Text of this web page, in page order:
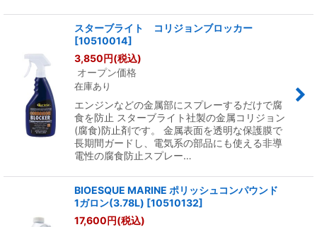
スターブライト コリジョンブロッカー
[10510014]
3,850円(税込)
オープン価格
在庫あり
エンジンなどの金属部にスプレーするだけで腐
食を防止 スターブライト社製の金属コリジョン
(腐食)防止剤です。 金属表面を透明な保護膜で
長期間ガードし、電気系の部品にも使える非導
電性の腐食防止スプレー…
BIOESQUE MARINE ポリッシュコンパウンド
1ガロン(3.78L) [10510132]
17,600円(税込)